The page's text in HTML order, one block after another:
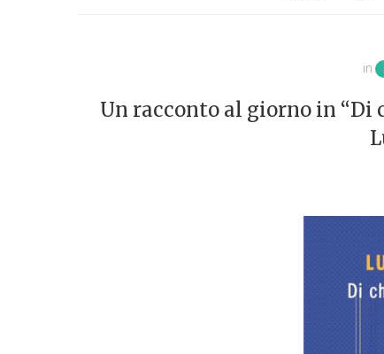
in
Un racconto al giorno in “Di